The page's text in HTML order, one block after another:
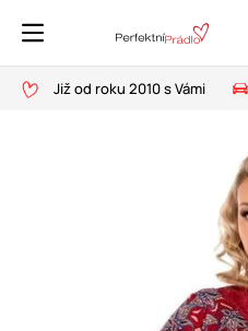
Již od roku 2010 s Vámi